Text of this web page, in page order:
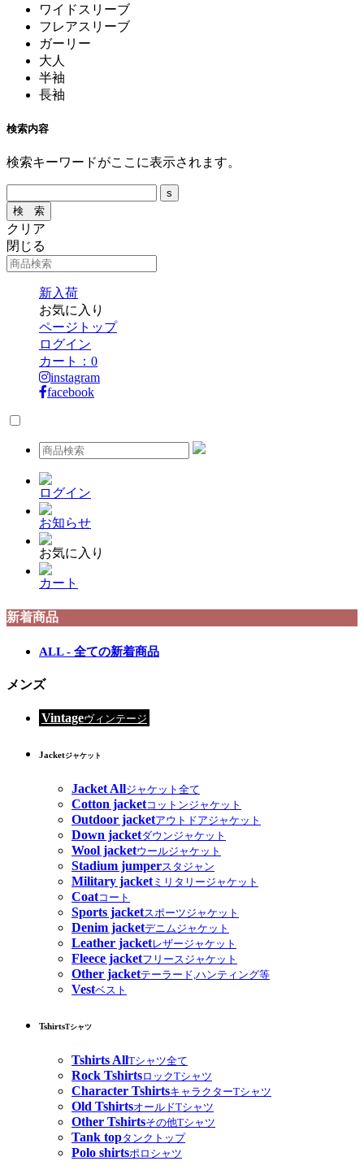
ワイドスリーブ
フレアスリーブ
ガーリー
大人
半袖
長袖
検索内容
検索キーワードがここに表示されます。
クリア
閉じる
新入荷
お気に入り
ページトップ
ログイン
カート： 0
instagram
facebook
ログイン
お知らせ
お気に入り
カート
新着商品
ALL - 全ての新着商品
メンズ
Vintageヴィンテージ
Jacketジャケット
Jacket Allジャケット全て
Cotton jacketコットンジャケット
Outdoor jacketアウトドアジャケット
Down jacketダウンジャケット
Wool jacketウールジャケット
Stadium jumperスタジャン
Military jacketミリタリージャケット
Coatコート
Sports jacketスポーツジャケット
Denim jacketデニムジャケット
Leather jacketレザージャケット
Fleece jacketフリースジャケット
Other jacketテーラード,ハンティング等
Vestベスト
TshirtsTシャツ
Tshirts AllTシャツ全て
Rock TshirtsロックTシャツ
Character TshirtsキャラクターTシャツ
Old TshirtsオールドTシャツ
Other Tshirtsその他Tシャツ
Tank topタンクトップ
Polo shirtsポロシャツ